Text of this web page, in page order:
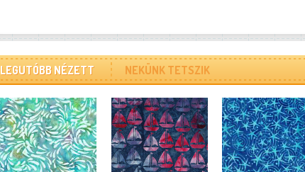
LEGUTÓBB NÉZETT NEKÜNK TETSZIK